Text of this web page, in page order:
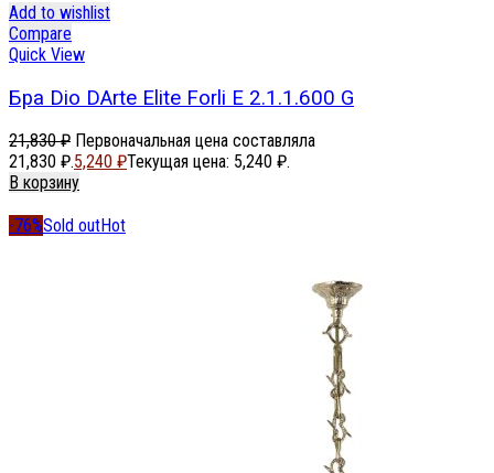
Add to wishlist
Compare
Quick View
Бра Dio DArte Elite Forli E 2.1.1.600 G
21,830₽ Первоначальная цена составляла
21,830 ₽.5,240 ₽Текущая цена: 5,240 ₽.
В корзину
-76%Sold outHot